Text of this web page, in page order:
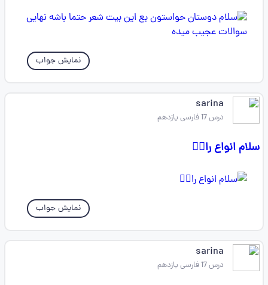
نمایش جواب
sarina
درس 17 فارسی یازدهم
سلام انواع را👇🏻
نمایش جواب
sarina
درس 17 فارسی یازدهم